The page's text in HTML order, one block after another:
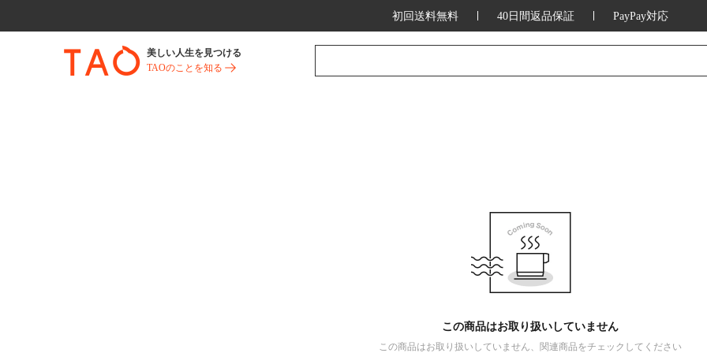
初回送料無料 40日間返品保証 PayPay対応
美しい人生を見つける
TAOのことを知る
この商品はお取り扱いしていません
この商品はお取り扱いしていません、関連商品をチェックしてください